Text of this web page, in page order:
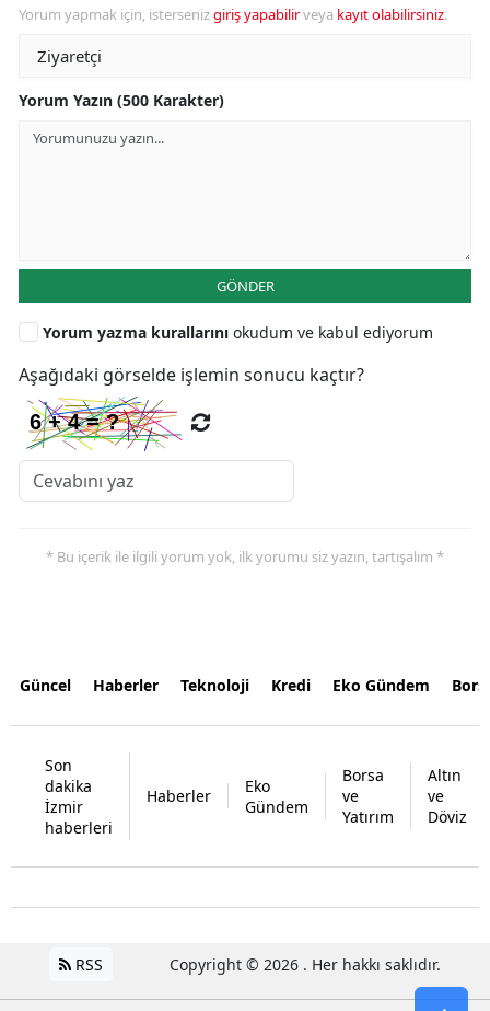
Yorum yapmak için, istersenizgiriş yapabilirveya kayıt olabilirsiniz.
Yorum Yazın (500 Karakter)
GÖNDER
Yorum yazma kurallarını okudum ve kabul ediyorum
Aşağıdaki görselde işlemin sonucu kaçtır?
* Bu içerik ile ilgili yorum yok, ilk yorumu siz yazın, tartışalım *
Güncel Haberler Teknoloji Kredi Eko Gündem
Son
dakika
İzmir
haberleri
Haberler
Eko
Gündem
Borsa
ve
Yatırım
Altın
ve
Döviz
RSS Copyright © 2026 . Her hakkı saklıdır.